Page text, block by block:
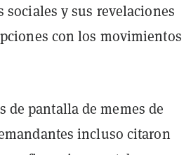
y sus revelaciones
con los movimientos
de pantalla de memes de
incluso citaron